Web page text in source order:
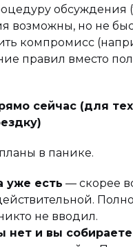
обсуждения
возможны, но не
компромисс
правил вместо
сейчас (для
в панике.
уже есть — скорее
не вводил.
нет и вы